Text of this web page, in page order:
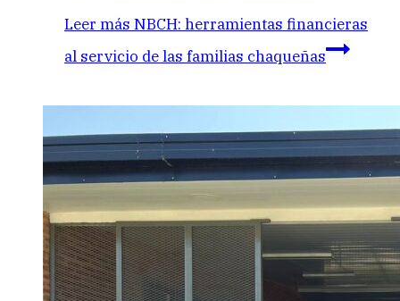
Leer más NBCH: herramientas financieras
al servicio de las familias chaqueñas